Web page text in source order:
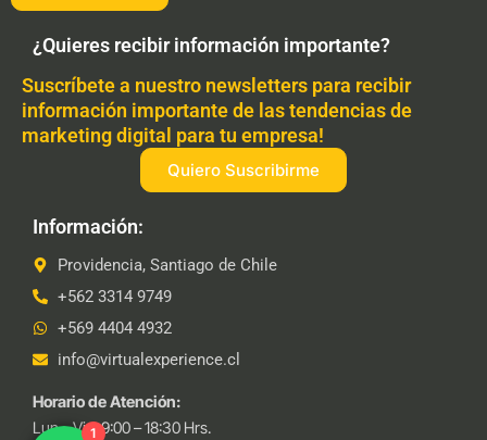
¿Quieres recibir información importante?
Suscríbete a nuestro newsletters para recibir
información importante de las tendencias de
marketing digital para tu empresa!
Quiero Suscribirme
Información:
Providencia, Santiago de Chile
+562 3314 9749
+569 4404 4932
info@virtualexperience.cl
Horario de Atención:
Lun – Vie: 9:00 – 18:30 Hrs.
1